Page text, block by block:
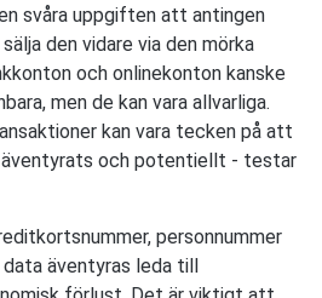
svåra uppgiften att antingen
den vidare via den mörka
och onlinekonton kanske
men de kan vara allvarliga.
kan vara tecken på att
och potentiellt - testar
personnummer
äventyras leda till